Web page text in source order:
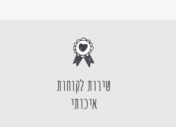
שירות לקוחות
איכותי